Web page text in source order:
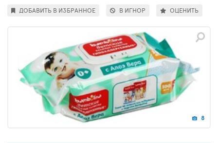
8
ДОБАВИТЬ В ИЗБРАННОЕ В ИГНОР ОЦЕНИТЬ